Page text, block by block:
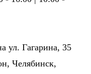
ул. Гагарина, 35
Челябинск,